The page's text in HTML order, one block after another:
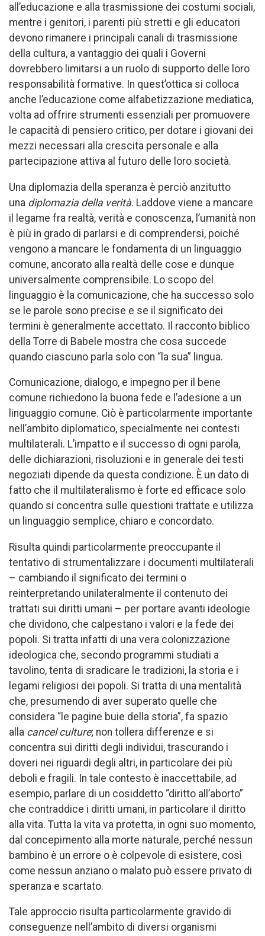
all’educazione e alla trasmissione dei costumi sociali,
mentre i genitori, i parenti più stretti e gli educatori
devono rimanere i principali canali di trasmissione
della cultura, a vantaggio dei quali i Governi
dovrebbero limitarsi a un ruolo di supporto delle loro
responsabilità formative. In quest’ottica si colloca
anche l’educazione come alfabetizzazione mediatica,
volta ad offrire strumenti essenziali per promuovere
le capacità di pensiero critico, per dotare i giovani dei
mezzi necessari alla crescita personale e alla
partecipazione attiva al futuro delle loro società.
Una diplomazia della speranza è perciò anzitutto
una diplomazia della verità. Laddove viene a mancare
il legame fra realtà, verità e conoscenza, l’umanità non
è più in grado di parlarsi e di comprendersi, poiché
vengono a mancare le fondamenta di un linguaggio
comune, ancorato alla realtà delle cose e dunque
universalmente comprensibile. Lo scopo del
linguaggio è la comunicazione, che ha successo solo
se le parole sono precise e se il significato dei
termini è generalmente accettato. Il racconto biblico
della Torre di Babele mostra che cosa succede
quando ciascuno parla solo con “la sua” lingua.
Comunicazione, dialogo, e impegno per il bene
comune richiedono la buona fede e l’adesione a un
linguaggio comune. Ciò è particolarmente importante
nell’ambito diplomatico, specialmente nei contesti
multilaterali. L’impatto e il successo di ogni parola,
delle dichiarazioni, risoluzioni e in generale dei testi
negoziati dipende da questa condizione. È un dato di
fatto che il multilateralismo è forte ed efficace solo
quando si concentra sulle questioni trattate e utilizza
un linguaggio semplice, chiaro e concordato.
Risulta quindi particolarmente preoccupante il
tentativo di strumentalizzare i documenti multilaterali
– cambiando il significato dei termini o
reinterpretando unilateralmente il contenuto dei
trattati sui diritti umani – per portare avanti ideologie
che dividono, che calpestano i valori e la fede dei
popoli. Si tratta infatti di una vera colonizzazione
ideologica che, secondo programmi studiati a
tavolino, tenta di sradicare le tradizioni, la storia e i
legami religiosi dei popoli. Si tratta di una mentalità
che, presumendo di aver superato quelle che
considera “le pagine buie della storia”, fa spazio
alla cancel culture; non tollera differenze e si
concentra sui diritti degli individui, trascurando i
doveri nei riguardi degli altri, in particolare dei più
deboli e fragili. In tale contesto è inaccettabile, ad
esempio, parlare di un cosiddetto “diritto all’aborto”
che contraddice i diritti umani, in particolare il diritto
alla vita. Tutta la vita va protetta, in ogni suo momento,
dal concepimento alla morte naturale, perché nessun
bambino è un errore o è colpevole di esistere, così
come nessun anziano o malato può essere privato di
speranza e scartato.
Tale approccio risulta particolarmente gravido di
conseguenze nell’ambito di diversi organismi